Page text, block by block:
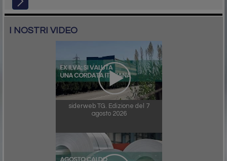
I NOSTRI VIDEO
siderweb TG. Edizione del 7
agosto 2026